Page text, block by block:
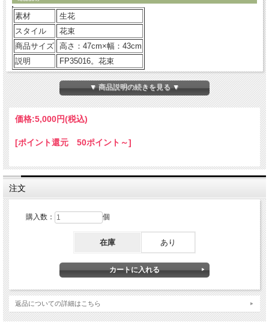
素材
生花
スタイル
花束
商品サイズ 高さ：47cm×幅：43cm
説明
FP35016。花束
■ご購入に際してのご案内
・すべてオーダーメイドによる制作のため価格等ご相談に応じ
ます。
・価格は￥5,000（税込み）から制作いたします。
・表示価格以外(ただし￥5,000以上）の金額をご希望の場合
は、商品をカートに入れずに
・色合いや雰囲気なども、ご要望にお応えいたしますので併せ
※ご注意
・花材・花器共に季節商品のため変更になる場合がございます
が、できるだけ雰囲気を損なわないよう作成いたしますのでご
了承ください。
▼ 商品説明の続きを見る ▼
価格:5,000円(税込)
[ポイント還元 50ポイント～]
注文
購入数： 個
在庫 あり
返品についての詳細はこちら